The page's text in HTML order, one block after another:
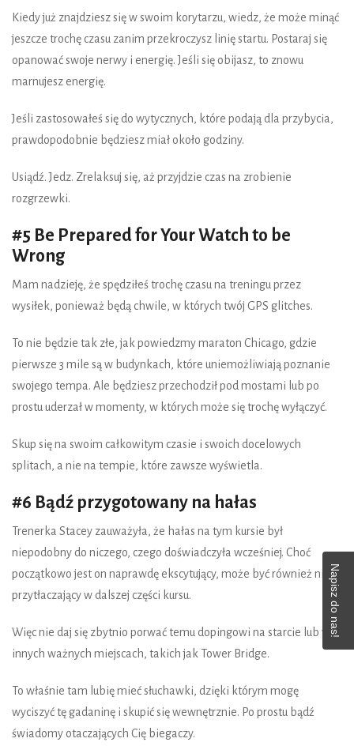
Kiedy już znajdziesz się w swoim korytarzu, wiedz, że może minąć
jeszcze trochę czasu zanim przekroczysz linię startu. Postaraj się
opanować swoje nerwy i energię. Jeśli się obijasz, to znowu
marnujesz energię.
Jeśli zastosowałeś się do wytycznych, które podają dla przybycia,
prawdopodobnie będziesz miał około godziny.
Usiądź. Jedz. Zrelaksuj się, aż przyjdzie czas na zrobienie
rozgrzewki.
#5 Be Prepared for Your Watch to be
Wrong
Mam nadzieję, że spędziłeś trochę czasu na treningu przez
wysiłek, ponieważ będą chwile, w których twój GPS glitches.
To nie będzie tak złe, jak powiedzmy maraton Chicago, gdzie
pierwsze 3 mile są w budynkach, które uniemożliwiają poznanie
swojego tempa. Ale będziesz przechodził pod mostami lub po
prostu uderzał w momenty, w których może się trochę wyłączyć.
Skup się na swoim całkowitym czasie i swoich docelowych
splitach, a nie na tempie, które zawsze wyświetla.
#6 Bądź przygotowany na hałas
Trenerka Stacey zauważyła, że hałas na tym kursie był
niepodobny do niczego, czego doświadczyła wcześniej. Choć
początkowo jest on naprawdę ekscytujący, może być również nieco
przytłaczający w dalszej części kursu.
Więc nie daj się zbytnio porwać temu dopingowi na starcie lub w
innych ważnych miejscach, takich jak Tower Bridge.
To właśnie tam lubię mieć słuchawki, dzięki którym mogę
wyciszyć tę gadaninę i skupić się wewnętrznie. Po prostu bądź
świadomy otaczających Cię biegaczy.
Napisz do nas!